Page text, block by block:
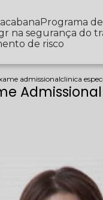
Programa
na segurança do
de risco
admissionalclinica